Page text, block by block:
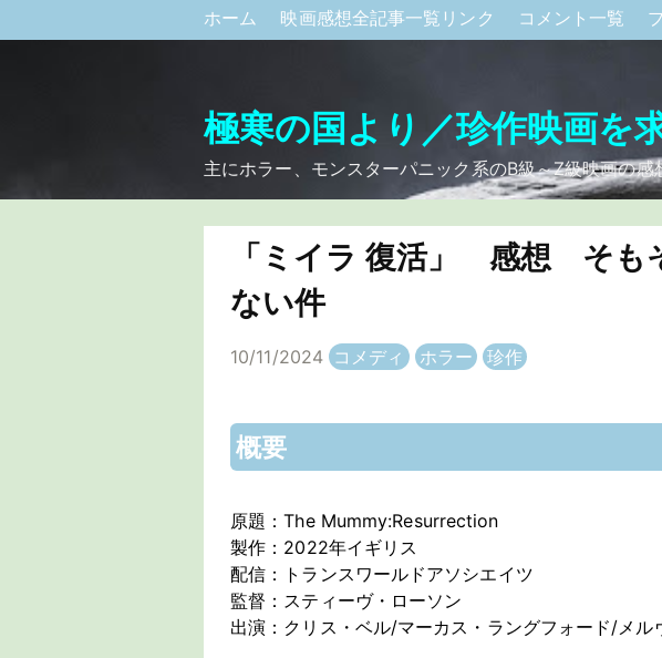
ホーム 映画感想全記事一覧リンク コメント一覧
極寒の国より／珍作映画を
主にホラー、モンスターパニック系のB級～Z級映画の感
「ミイラ 復活」 感想 そも
ない件
10/11/2024 コメディ ホラー 珍作
概要
原題：The Mummy:Resurrection
製作：2022年イギリス
配信：トランスワールドアソシエイツ
監督：スティーヴ・ローソン
出演：クリス・ベル/マーカス・ラングフォード/メル